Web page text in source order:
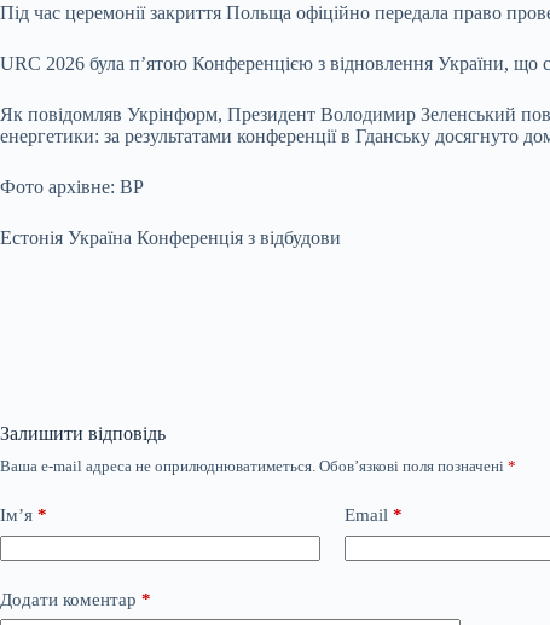
Під час церемонії закриття Польща офіційно передала право
URC 2026 була п’ятою Конференцією з відновлення України, що
Як повідомляв Укрінформ, Президент Володимир Зеленський
енергетики: за результатами конференції в Гданську досягнуто
Фото архівне: ВР
Естонія Україна Конференція з відбудови
Залишити відповідь
Ваша e-mail адреса не оприлюднюватиметься. Обов’язкові поля позначені *
Ім’я * Email *
Додати коментар *